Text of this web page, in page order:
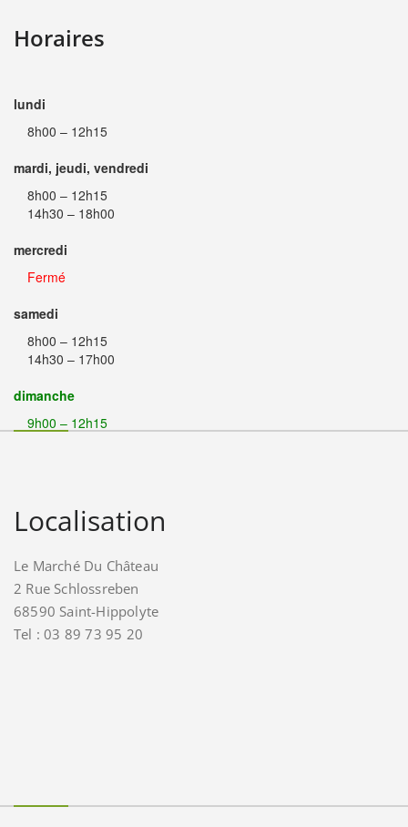
Horaires
lundi
8h00 – 12h15
mardi, jeudi, vendredi
8h00 – 12h15
14h30 – 18h00
mercredi
Fermé
samedi
8h00 – 12h15
14h30 – 17h00
dimanche
9h00 – 12h15
Localisation
Le Marché Du Château
2 Rue Schlossreben
68590 Saint-Hippolyte
Tel : 03 89 73 95 20